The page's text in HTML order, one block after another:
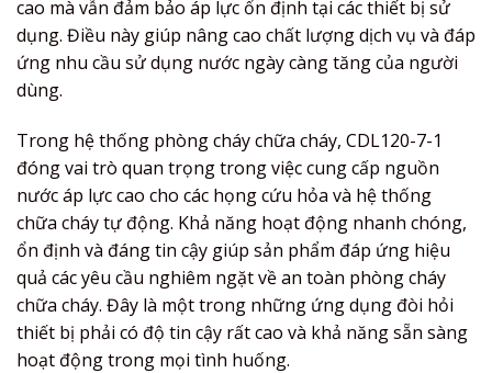
cao mà vẫn đảm bảo áp lực ổn định tại các thiết bị sử
dụng. Điều này giúp nâng cao chất lượng dịch vụ và đáp
ứng nhu cầu sử dụng nước ngày càng tăng của người
dùng.
Trong hệ thống phòng cháy chữa cháy, CDL120-7-1
đóng vai trò quan trọng trong việc cung cấp nguồn
nước áp lực cao cho các họng cứu hỏa và hệ thống
chữa cháy tự động. Khả năng hoạt động nhanh chóng,
ổn định và đáng tin cậy giúp sản phẩm đáp ứng hiệu
quả các yêu cầu nghiêm ngặt về an toàn phòng cháy
chữa cháy. Đây là một trong những ứng dụng đòi hỏi
thiết bị phải có độ tin cậy rất cao và khả năng sẵn sàng
hoạt động trong mọi tình huống.